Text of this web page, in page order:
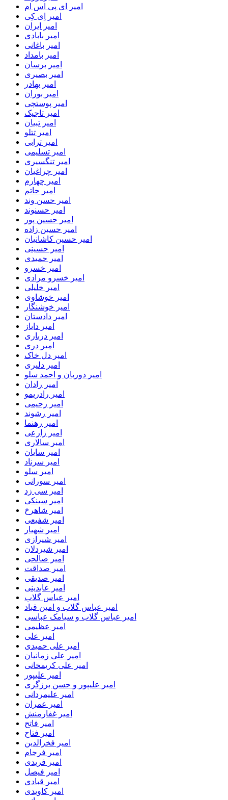
امیر ای پی اس ام
امیر اِی کِی
امیر ایران
امیر بابادی
امیر باغانی
امیر بامداد
امیر برسان
امیر بصیری
امیر بهادر
امیر بوران
امیر پوستچی
امیر تاجیک
امیر تبیان
امیر تتلو
امیر ترابی
امیر تسلیمی
امیر تنگسیری
امیر چراغیان
امیر چهارم
امیر حاتم
امیر حسن وند
امیر حسنوند
امیر حسین پور
امیر حسین زاده
امیر حسین کاشانیان
امیر حسینی
امیر حمیدی
امیر خسرو
امیر خسرو مرادی
امیر خلیلی
امیر خوشاوی
امیر خوشنگار
امیر دادستان
امیر دایاز
امیر درباری
امیر دری
امیر دل خاک
امیر دلیری
امیر دوربان و احمد سلو
امیر رادان
امیر رادریمو
امیر رحیمی
امیر رشوند
امیر رهنما
امیر زارعی
امیر سالاری
امیر سایان
امیر سرناد
امیر سلو
امیر سورانی
امیر سی زد
امیر سینکی
امیر شاهرخ
امیر شفیعی
امیر شهیار
امیر شیرازی
امیر شیردلان
امیر صالحی
امیر صداقت
امیر صدیقی
امیر عابدینی
امیر عباس گلاب
امیر عباس گلاب و امین قباد
امیر عباس گلاب و سیامک عباسی
امیر عظیمی
امیر علی
امیر علی حمیدی
امیر علی زمانیان
امیر علی کریمخانی
امیر علیپور
امیر علیپور و حسن برزگری
امیر علیمردانی
امیر عمران
امیر غفارمنش
امیر فاتح
امیر فتاح
امیر فخرالدین
امیر فرجام
امیر فریدی
امیر فیصل
امیر قبادی
امیر کاویدی